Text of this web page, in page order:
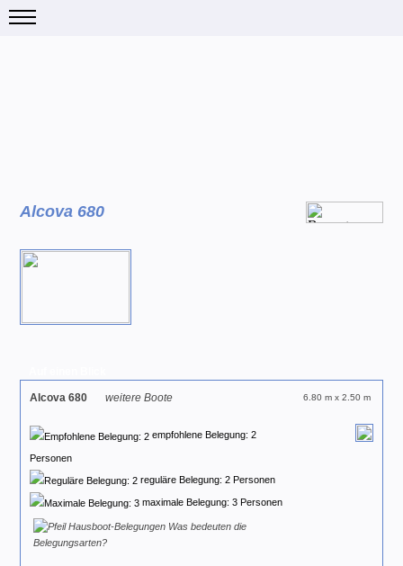
Alcova 680
Alcova 680 weitere Boote 6.80 m x 2.50 m
empfohlene Belegung: 2
Personen
reguläre Belegung: 2 Personen
maximale Belegung: 3 Personen
Was bedeuten die
Belegungsarten?